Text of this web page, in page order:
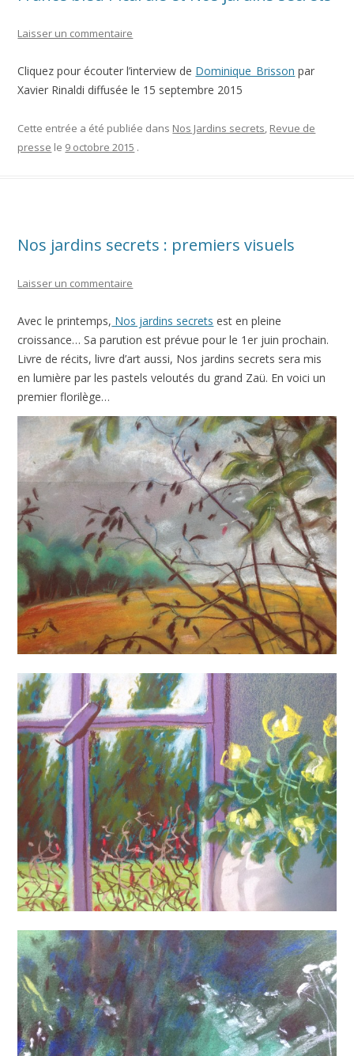
Laisser un commentaire
Cliquez pour écouter l’interview de Dominique_Brisson par
Xavier Rinaldi diffusée le 15 septembre 2015
Cette entrée a été publiée dans Nos Jardins secrets, Revue de
presse le 9 octobre 2015 .
Nos jardins secrets : premiers visuels
Laisser un commentaire
Avec le printemps, Nos jardins secrets est en pleine
croissance… Sa parution est prévue pour le 1er juin prochain.
Livre de récits, livre d’art aussi, Nos jardins secrets sera mis
en lumière par les pastels veloutés du grand Zaü. En voici un
premier florilège…